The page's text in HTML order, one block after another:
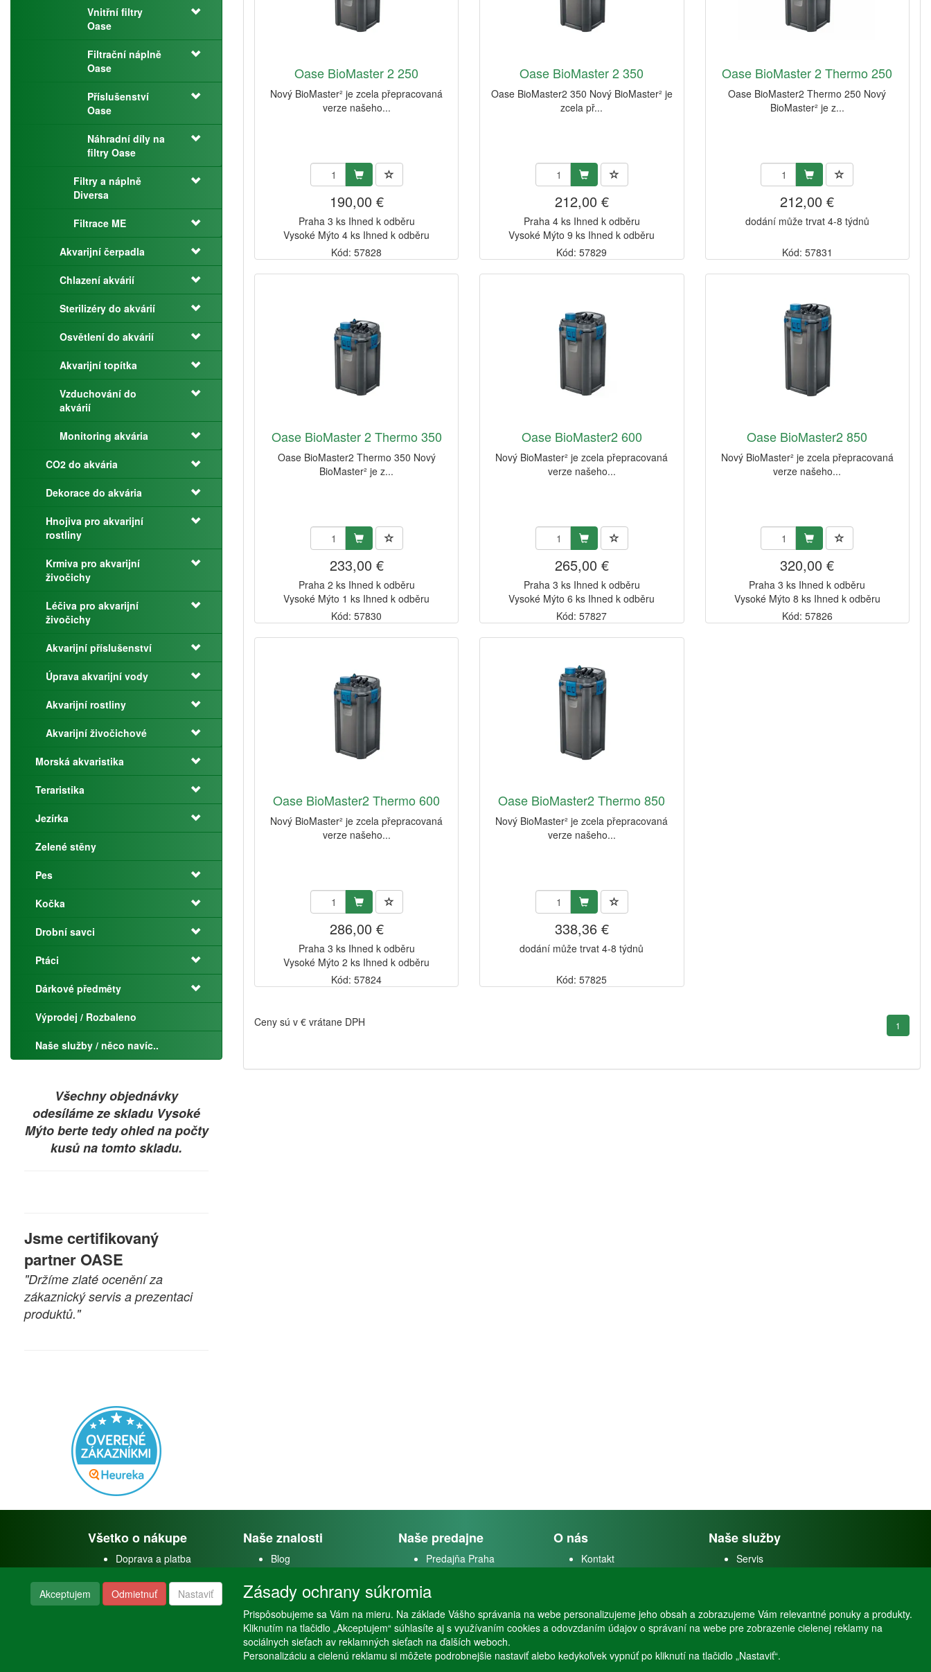
Vnitřní filtry
Oase
Filtrační náplně
Oase
Příslušenství
Oase
Náhradní díly na
filtry Oase
Filtry a náplně
Diversa
Filtrace ME
Akvarijní čerpadla
Chlazení akvárií
Sterilizéry do akvárií
Osvětlení do akvárií
Akvarijní topítka
Vzduchování do
akvárií
Monitoring akvária
CO2 do akvária
Dekorace do akvária
Hnojiva pro akvarijní
rostliny
Krmiva pro akvarijní
živočichy
Léčiva pro akvarijní
živočichy
Akvarijní příslušenství
Úprava akvarijní vody
Akvarijní rostliny
Akvarijní živočichové
Morská akvaristika
Teraristika
Jezírka
Zelené stěny
Pes
Kočka
Drobní savci
Ptáci
Dárkové předměty
Výprodej / Rozbaleno
Naše služby / něco navíc..
Všechny objednávky
odesíláme ze skladu Vysoké
Mýto berte tedy ohled na počty
kusů na tomto skladu.
Jsme certifikovaný
partner OASE
"Držíme zlaté ocenění za
zákaznický servis a prezentaci
produktů."
Oase BioMaster 2 250
Nový BioMaster² je zcela přepracovaná
verze našeho...
190,00 €
Praha 3 ks Ihned k odběru
Vysoké Mýto 4 ks Ihned k odběru
Kód: 57828
Oase BioMaster 2 350
Oase BioMaster2 350 Nový BioMaster² je
zcela př...
212,00 €
Praha 4 ks Ihned k odběru
Vysoké Mýto 9 ks Ihned k odběru
Kód: 57829
Oase BioMaster 2 Thermo 250
Oase BioMaster2 Thermo 250 Nový
BioMaster² je z...
212,00 €
dodání může trvat 4-8 týdnů
Kód: 57831
Oase BioMaster 2 Thermo 350
Oase BioMaster2 Thermo 350 Nový
BioMaster² je z...
233,00 €
Praha 2 ks Ihned k odběru
Vysoké Mýto 1 ks Ihned k odběru
Kód: 57830
Oase BioMaster2 600
Nový BioMaster² je zcela přepracovaná
verze našeho...
265,00 €
Praha 3 ks Ihned k odběru
Vysoké Mýto 6 ks Ihned k odběru
Kód: 57827
Oase BioMaster2 850
Nový BioMaster² je zcela přepracovaná
verze našeho...
320,00 €
Praha 3 ks Ihned k odběru
Vysoké Mýto 8 ks Ihned k odběru
Kód: 57826
Oase BioMaster2 Thermo 600
Nový BioMaster² je zcela přepracovaná
verze našeho...
286,00 €
Praha 3 ks Ihned k odběru
Vysoké Mýto 2 ks Ihned k odběru
Kód: 57824
Oase BioMaster2 Thermo 850
Nový BioMaster² je zcela přepracovaná
verze našeho...
338,36 €
dodání může trvat 4-8 týdnů
Kód: 57825
Ceny sú v € vrátane DPH 1
Všetko o nákupe
Doprava a platba
Obchodné podmienky
Reklamačný poriadok
Naše znalosti
Blog
Youtube
Instagram
Poradenstvo
Naše predajne
Predajňa Praha
O nás
Kontakt
Naše služby
Servis
Copyright © Stöckl spol. s r. o. 2020, powered byABRA E-shop
Akceptujem Odmietnuť Nastaviť Zásady ochrany súkromia
Prispôsobujeme sa Vám na mieru. Na základe Vášho správania na webe personalizujeme jeho obsah a zobrazujeme Vám relevantné ponuky a produkty.
Kliknutím na tlačidlo „Akceptujem“ súhlasíte aj s využívaním cookies a odovzdaním údajov o správaní na webe pre zobrazenie cielenej reklamy na
sociálnych sieťach av reklamných sieťach na ďalších weboch.
Personalizáciu a cielenú reklamu si môžete podrobnejšie nastaviť alebo kedykoľvek vypnúť po kliknutí na tlačidlo „Nastaviť“.